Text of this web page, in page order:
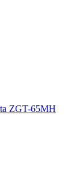
ZGT-65MH